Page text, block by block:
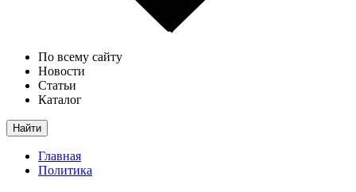
По всему сайту
Новости
Статьи
Каталог
Найти
Главная
Политика